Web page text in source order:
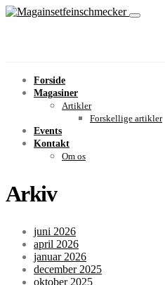
Forside
Magasiner
Artikler
Forskellige artikler
Events
Kontakt
Om os
Arkiv
juni 2026
april 2026
januar 2026
december 2025
oktober 2025